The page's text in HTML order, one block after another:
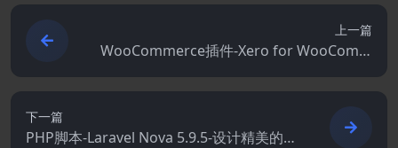
上一篇
WooCommerce插件-Xero for WooComm
erce 1.9.13
下一篇
PHP脚本-Laravel Nova 5.9.5-设计精美的La